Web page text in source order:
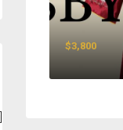
$3,800